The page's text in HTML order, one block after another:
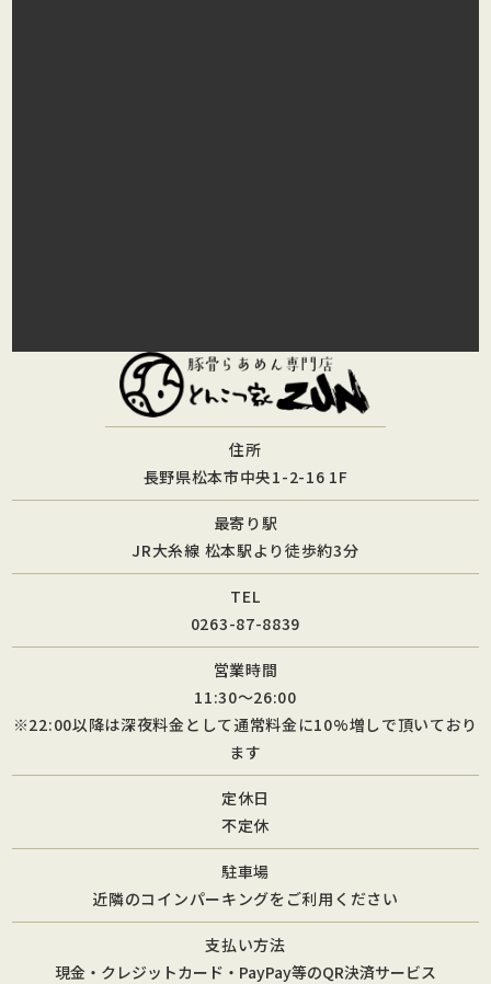
住所
長野県松本市中央1-2-16 1F
最寄り駅
JR大糸線 松本駅より徒歩約3分
TEL
0263-87-8839
営業時間
11:30～26:00
※22:00以降は深夜料金として通常料金に10%増しで頂いており
ます
定休日
不定休
駐車場
近隣のコインパーキングをご利用ください
支払い方法
現金・クレジットカード・PayPay等のQR決済サービス